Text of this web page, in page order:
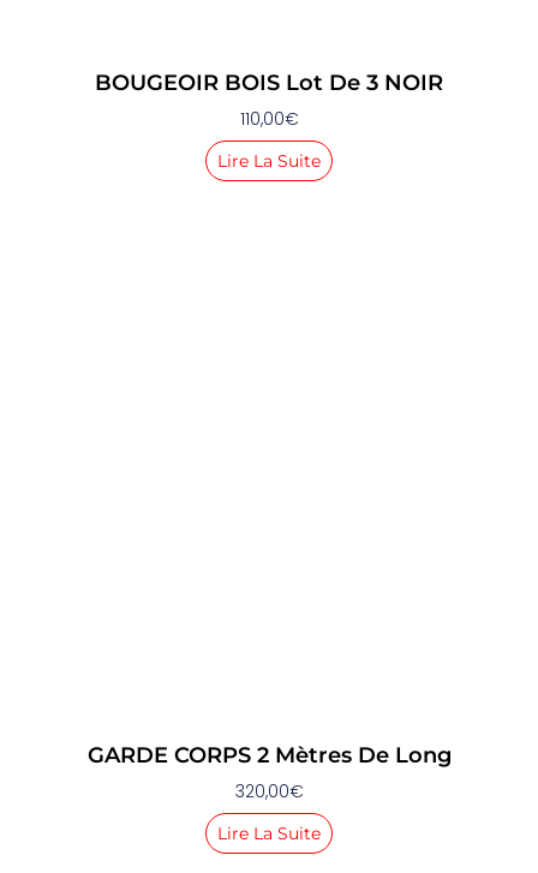
BOUGEOIR BOIS Lot De 3 NOIR
110,00€
Lire La Suite
GARDE CORPS 2 Mètres De Long
320,00€
Lire La Suite